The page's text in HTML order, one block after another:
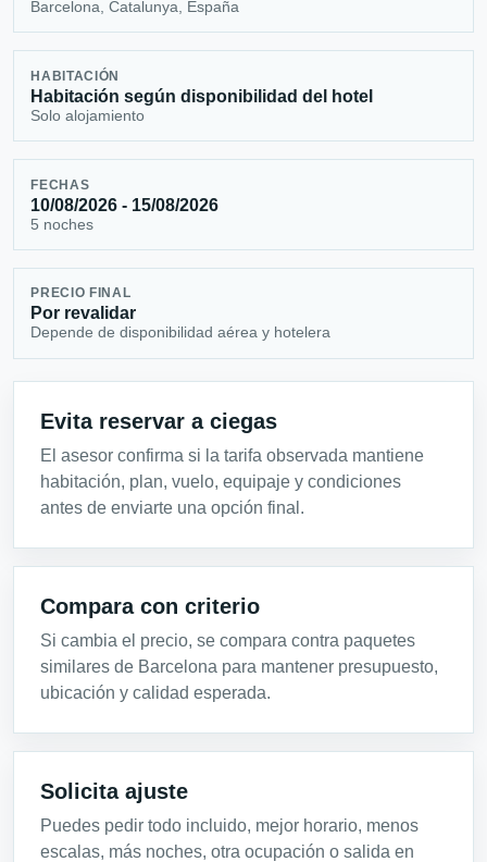
Barcelona, Catalunya, España
HABITACIÓN
Habitación según disponibilidad del hotel
Solo alojamiento
FECHAS
10/08/2026 - 15/08/2026
5 noches
PRECIO FINAL
Por revalidar
Depende de disponibilidad aérea y hotelera
Evita reservar a ciegas
El asesor confirma si la tarifa observada mantiene
habitación, plan, vuelo, equipaje y condiciones
antes de enviarte una opción final.
Compara con criterio
Si cambia el precio, se compara contra paquetes
similares de Barcelona para mantener presupuesto,
ubicación y calidad esperada.
Solicita ajuste
Puedes pedir todo incluido, mejor horario, menos
escalas, más noches, otra ocupación o salida en